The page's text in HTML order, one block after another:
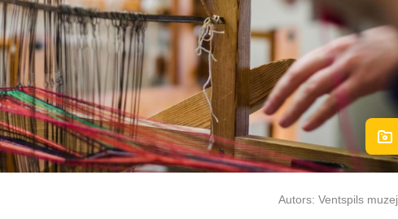
Autors: Ventspils